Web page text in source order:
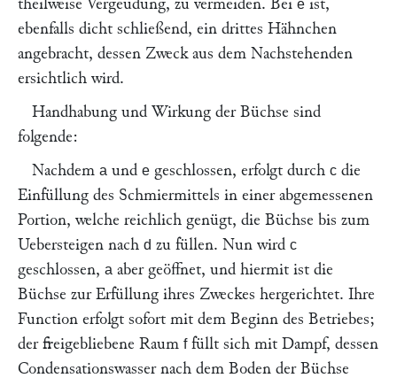
theilweise Vergeudung, zu vermeiden. Bei e ist,
ebenfalls dicht schließend, ein drittes Hähnchen
angebracht, dessen Zweck aus dem Nachstehenden
ersichtlich wird.
Handhabung und Wirkung der Büchse sind
folgende:
Nachdem a und e geschlossen, erfolgt durch c die
Einfüllung des Schmiermittels in einer abgemessenen
Portion, welche reichlich genügt, die Büchse bis zum
Uebersteigen nach d zu füllen. Nun wird c
geschlossen, a aber geöffnet, und hiermit ist die
Büchse zur Erfüllung ihres Zweckes hergerichtet. Ihre
Function erfolgt sofort mit dem Beginn des Betriebes;
der freigebliebene Raum ffüllt sich mit Dampf, dessen
Condensationswasser nach dem Boden der Büchse